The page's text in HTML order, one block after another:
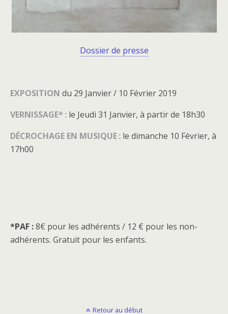
Dossier de presse
EXPOSITION du 29 Janvier / 10 Février 2019
VERNISSAGE* : le Jeudi 31 Janvier, à partir de 18h30
DÉCROCHAGE EN MUSIQUE: le dimanche 10 Février, à
17h00
*PAF :8€ pour les adhérents / 12 € pour les non-
adhérents. Gratuit pour les enfants.
Retour au début